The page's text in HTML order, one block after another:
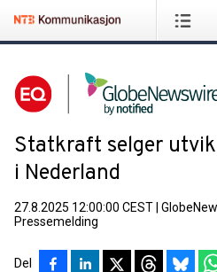
Statkraft selger
i Nederland
27.8.2025 12:00:00 CEST
Pressemelding
Del